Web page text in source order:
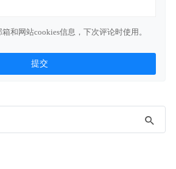
和网站cookies信息，下次评论时使用。